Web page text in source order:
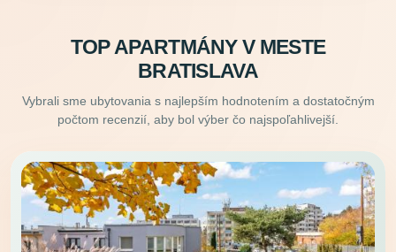
TOP APARTMÁNY V MESTE
BRATISLAVA
Vybrali sme ubytovania s najlepším hodnotením a dostatočným
počtom recenzií, aby bol výber čo najspoľahlivejší.